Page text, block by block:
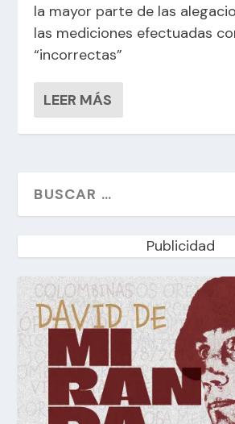
la mayor parte de las
las mediciones efectuadas
“incorrectas”
LEER MÁS
Publicidad